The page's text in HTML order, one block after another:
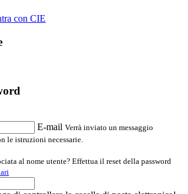
con CIE
E-mail Verrà inviato un messaggio
le istruzioni necessarie.
al nome utente? Effettua il reset della password